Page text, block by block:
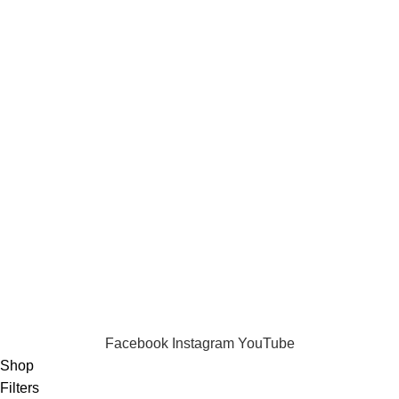
Facebook Instagram YouTube
Shop
Filters